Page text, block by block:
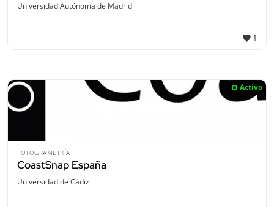
Universidad Autónoma de Madrid
1
Activo
FOTOGRAMETRÍA
CoastSnap España
Universidad de Cádiz